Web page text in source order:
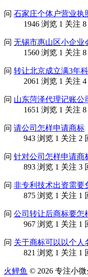
问 石家庄个体户营业执
1946 浏览 1 关注
问 无锡市惠山区小企业
1560 浏览 1 关注
问 转让北京成立满3年
2061 浏览 1 关注
问 山东菏泽代理记账公
1651 浏览 1 关注
问 请公司怎样申请商标
943 浏览 1 关注 2
问 针对公司怎样申请商
893 浏览 1 关注 3
问 非专利技术出资需要
875 浏览 1 关注 1
问 公司转让后商标要怎
967 浏览 1 关注 1
问 关于商标可以以个人
821 浏览 1 关注 1
火鲤鱼 © 2026 专注小